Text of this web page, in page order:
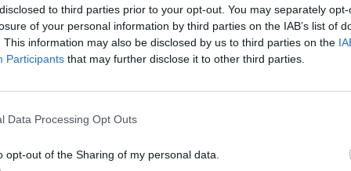
to third parties prior to your opt-out. You may separately
of your personal information by third parties on the IAB’s list of
This information may also be disclosed by us to third parties on the
Participants that may further disclose it to other third parties.
Data Processing Opt Outs
opt-out of the Sharing of my personal data.
στην παγκόσμια ποπ κουλτούρα με την ταινία του
μια μορφή - αυτή τη φορά στην τηλεόραση και με την
στην ομάδα παραγωγής.
και τηλεοπτικός όμιλος που βρίσκεται πίσω από το
για τον κόσμο της μόδας "Becoming Karl Lagerfeld",
Gucci, ο οποίος εκπροσωπεί την οικογένεια. Η σειρά
με τον ιδρυτή Guccio Gucci και θα εμβαθύνει στις